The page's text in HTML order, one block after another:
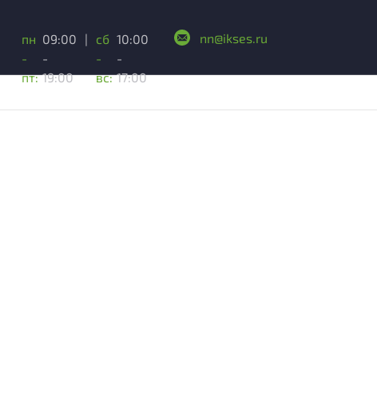
пн
-
пт:
09:00
-
19:00
|
сб
-
вс:
10:00
-
17:00
nn@ikses.ru